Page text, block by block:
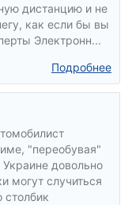
дистанцию и не
как если бы вы
Электронн...
Подробнее
"переобувая"
довольно
могут случиться
столбик